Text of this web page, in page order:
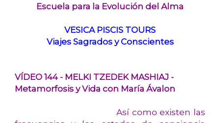
Escuela para la Evolución del Alma
VESICA PISCIS TOURS
Viajes Sagrados y Conscientes
VÍDEO 144 - MELKI TZEDEK MASHIAJ -
Metamorfosis y Vida con María Ávalon
Así como existen las